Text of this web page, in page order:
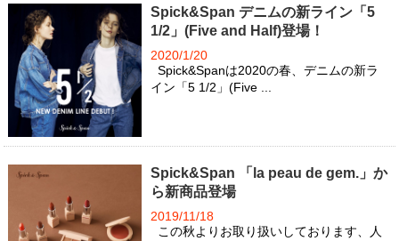
Spick&Span デニムの新ライン「5
1/2」(Five and Half)登場！
2020/1/20
Spick&Spanは2020の春、デニムの新ラ
イン「5 1/2」(Five ...
Spick&Span 「la peau de gem.」か
ら新商品登場
2019/11/18
この秋よりお取り扱いしております、人